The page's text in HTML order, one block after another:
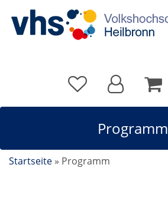
Programm
Startseite » Programm